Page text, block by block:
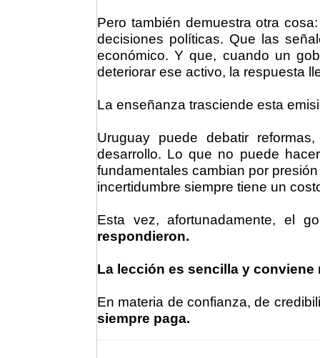
Pero también demuestra otra
decisiones políticas. Que las
económico. Y que, cuando un
deteriorar ese activo, la respuesta
La enseñanza trasciende esta
Uruguay puede debatir
desarrollo. Lo que no puede
fundamentales cambian por
incertidumbre siempre tiene un
Esta vez, afortunadamente, el
respondieron.
La lección es sencilla y conviene
En materia de confianza, de
siempre paga.